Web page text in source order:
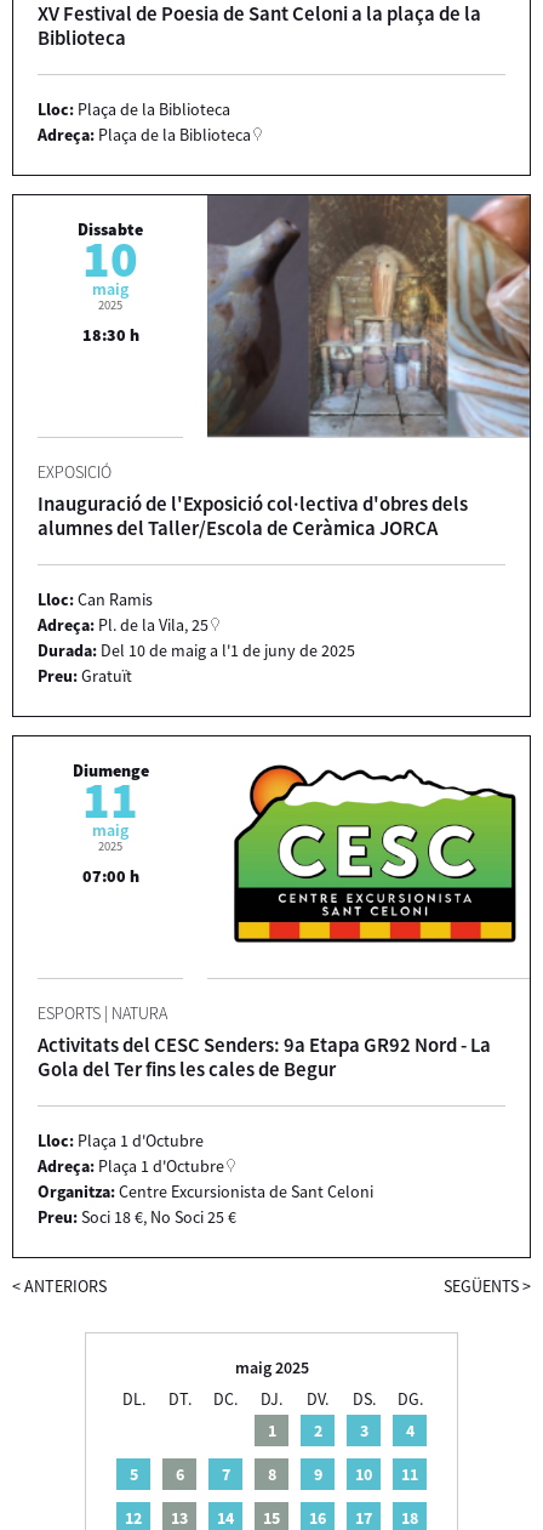
XV Festival de Poesia de Sant Celoni a la plaça de la
Biblioteca
Lloc: Plaça de la Biblioteca
Adreça: Plaça de la Biblioteca
Dissabte
10
maig
2025
18:30 h
EXPOSICIÓ
Inauguració de l'Exposició col·lectiva d'obres dels
alumnes del Taller/Escola de Ceràmica JORCA
Lloc:Can Ramis
Adreça: Pl. de la Vila, 25
Durada: Del 10 de maig a l'1 de juny de 2025
Preu:Gratuït
Diumenge
11
maig
2025
07:00 h
ESPORTS | NATURA
Activitats del CESC Senders: 9a Etapa GR92 Nord - La
Gola del Ter fins les cales de Begur
Lloc: Plaça 1 d'Octubre
Adreça: Plaça 1 d'Octubre
Organitza:Centre Excursionista de Sant Celoni
Preu:Soci 18 €, No Soci 25 €
<ANTERIORS SEGÜENTS>
maig 2025
DL.
DT. DC. DJ. DV. DS.
DG.
1
2 3
4
5
6 7 8 9 10
11
12
13 14 15 16 17
18